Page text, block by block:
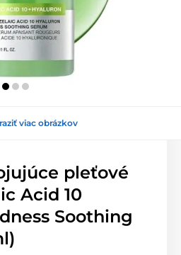
viac obrázkov
pleťové
Acid 10
Soothing